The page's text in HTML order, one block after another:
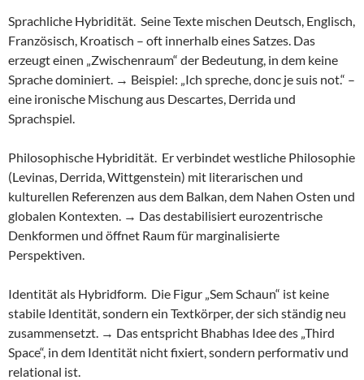
Sprachliche Hybridität. Seine Texte mischen Deutsch, Englisch,
Französisch, Kroatisch – oft innerhalb eines Satzes. Das
erzeugt einen „Zwischenraum“ der Bedeutung, in dem keine
Sprache dominiert. → Beispiel: „Ich spreche, donc je suis not.“ –
eine ironische Mischung aus Descartes, Derrida und
Sprachspiel.
Philosophische Hybridität. Er verbindet westliche Philosophie
(Levinas, Derrida, Wittgenstein) mit literarischen und
kulturellen Referenzen aus dem Balkan, dem Nahen Osten und
globalen Kontexten. → Das destabilisiert eurozentrische
Denkformen und öffnet Raum für marginalisierte
Perspektiven.
Identität als Hybridform. Die Figur „Sem Schaun“ ist keine
stabile Identität, sondern ein Textkörper, der sich ständig neu
zusammensetzt. → Das entspricht Bhabhas Idee des „Third
Space“, in dem Identität nicht fixiert, sondern performativ und
relational ist.